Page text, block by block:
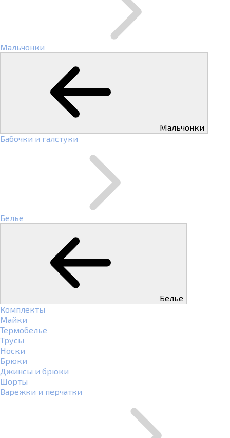
Мальчонки
Мальчонки
Бабочки и галстуки
Белье
Белье
Комплекты
Майки
Термобелье
Трусы
Носки
Брюки
Джинсы и брюки
Шорты
Варежки и перчатки